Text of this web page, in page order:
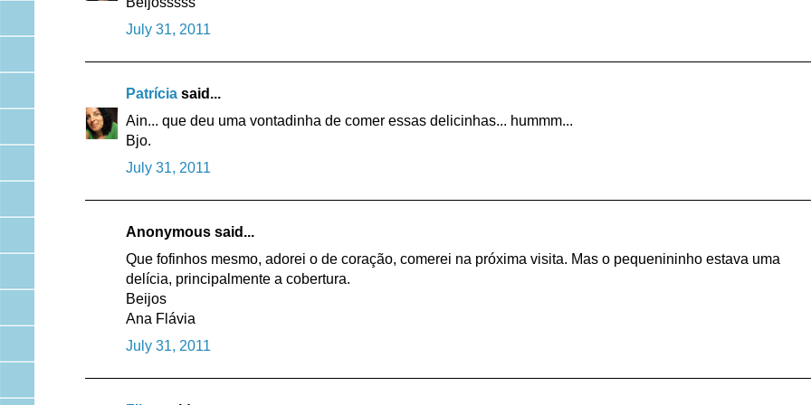
July 31, 2011
Patríciasaid...
Ain... que deu uma vontadinha de comer essas delicinhas... hummm...
Bjo.
July 31, 2011
Anonymous said...
Que fofinhos mesmo, adorei o de coração, comerei na próxima visita. Mas o pequenininho estava uma
delícia, principalmente a cobertura.
Beijos
Ana Flávia
July 31, 2011